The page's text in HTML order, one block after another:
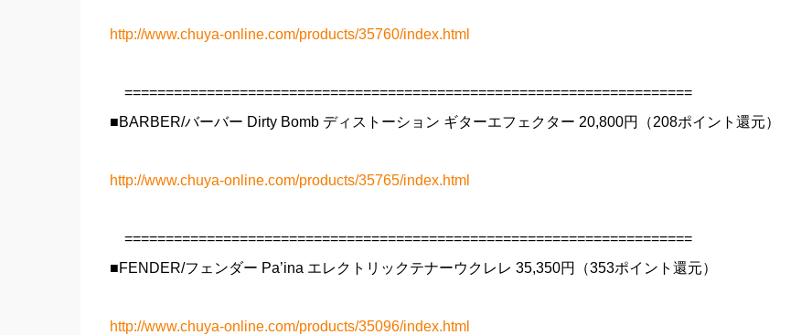
http://www.chuya-online.com/products/35760/index.html
=====================================================================
■BARBER/バーバー Dirty Bomb ディストーション ギターエフェクター 20,800円（208ポイント還元）
http://www.chuya-online.com/products/35765/index.html
=====================================================================
■FENDER/フェンダー Pa’ina エレクトリックテナーウクレレ 35,350円（353ポイント還元）
http://www.chuya-online.com/products/35096/index.html